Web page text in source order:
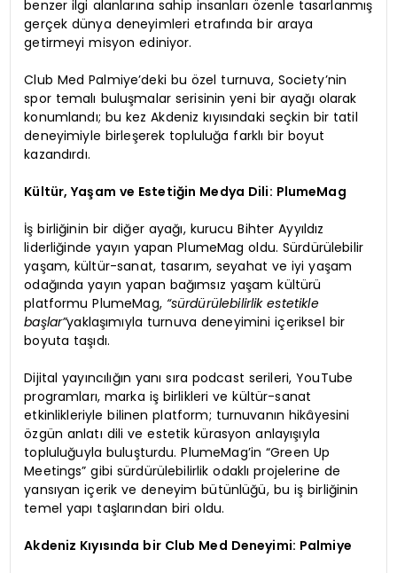
benzer ilgi alanlarına sahip insanları özenle tasarlanmış
gerçek dünya deneyimleri etrafında bir araya
getirmeyi misyon ediniyor.
Club Med Palmiye’deki bu özel turnuva, Society’nin
spor temalı buluşmalar serisinin yeni bir ayağı olarak
konumlandı; bu kez Akdeniz kıyısındaki seçkin bir tatil
deneyimiyle birleşerek topluluğa farklı bir boyut
kazandırdı.
Kültür, Yaşam ve Estetiğin Medya Dili: PlumeMag
İş birliğinin bir diğer ayağı, kurucu Bihter Ayyıldız
liderliğinde yayın yapan PlumeMag oldu. Sürdürülebilir
yaşam, kültür-sanat, tasarım, seyahat ve iyi yaşam
odağında yayın yapan bağımsız yaşam kültürü
platformu PlumeMag, “sürdürülebilirlik estetikle
başlar”yaklaşımıyla turnuva deneyimini içeriksel bir
boyuta taşıdı.
Dijital yayıncılığın yanı sıra podcast serileri, YouTube
programları, marka iş birlikleri ve kültür-sanat
etkinlikleriyle bilinen platform; turnuvanın hikâyesini
özgün anlatı dili ve estetik kürasyon anlayışıyla
topluluğuyla buluşturdu. PlumeMag’in “Green Up
Meetings” gibi sürdürülebilirlik odaklı projelerine de
yansıyan içerik ve deneyim bütünlüğü, bu iş birliğinin
temel yapı taşlarından biri oldu.
Akdeniz Kıyısında bir Club Med Deneyimi: Palmiye